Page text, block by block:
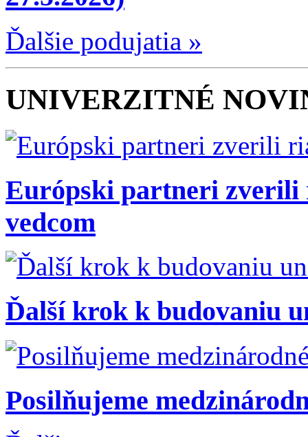
Ďalšie podujatia »
UNIVERZITNÉ
Európski partneri zverili
vedcom
Ďalší krok k budovaniu
Posilňujeme